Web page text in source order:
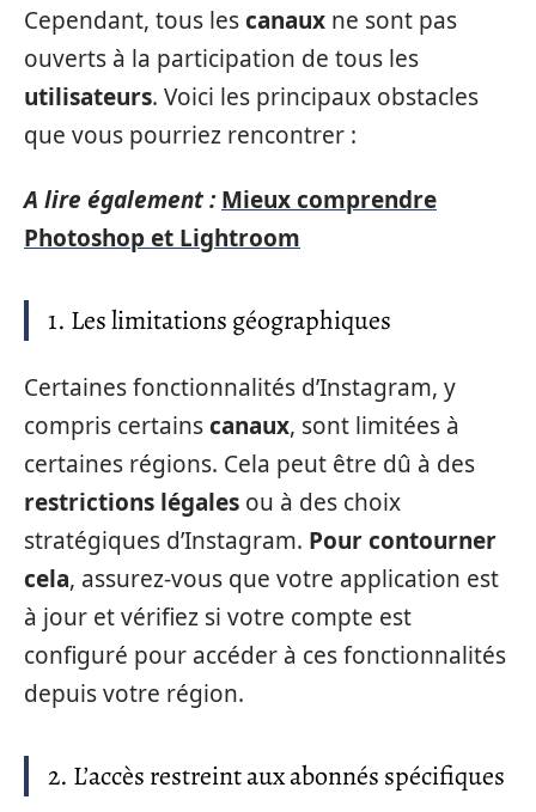
Cependant, tous lescanaux ne sont pas
ouverts à la participation de tous les
utilisateurs. Voici les principaux obstacles
que vous pourriez rencontrer :
A lire également : Mieux comprendre
Photoshop et Lightroom
1. Les limitations géographiques
Certaines fonctionnalités d’Instagram, y
compris certainscanaux, sont limitées à
certaines régions. Cela peut être dû à des
restrictions légales ou à des choix
stratégiques d’Instagram. Pour contourner
cela, assurez-vous que votre application est
à jour et vérifiez si votre compte est
configuré pour accéder à ces fonctionnalités
depuis votre région.
2. L’accès restreint aux abonnés spécifiques